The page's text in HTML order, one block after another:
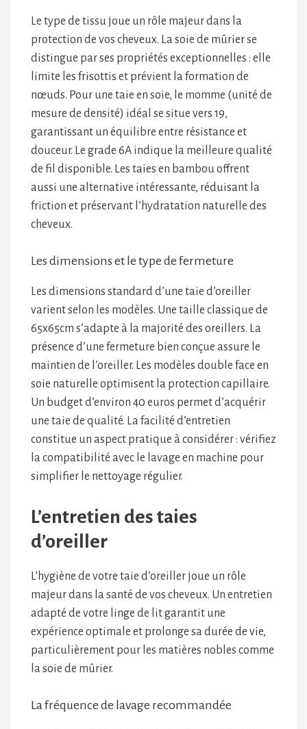
Le type de tissu joue un rôle majeur dans la
protection de vos cheveux. La soie de mûrier se
distingue par ses propriétés exceptionnelles : elle
limite les frisottis et prévient la formation de
nœuds. Pour une taie en soie, le momme (unité de
mesure de densité) idéal se situe vers 19,
garantissant un équilibre entre résistance et
douceur. Le grade 6A indique la meilleure qualité
de fil disponible. Les taies en bambou offrent
aussi une alternative intéressante, réduisant la
friction et préservant l’hydratation naturelle des
cheveux.
Les dimensions et le type de fermeture
Les dimensions standard d’une taie d’oreiller
varient selon les modèles. Une taille classique de
65x65cm s’adapte à la majorité des oreillers. La
présence d’une fermeture bien conçue assure le
maintien de l’oreiller. Les modèles double face en
soie naturelle optimisent la protection capillaire.
Un budget d’environ 40 euros permet d’acquérir
une taie de qualité. La facilité d’entretien
constitue un aspect pratique à considérer : vérifiez
la compatibilité avec le lavage en machine pour
simplifier le nettoyage régulier.
L’entretien des taies
d’oreiller
L’hygiène de votre taie d’oreiller joue un rôle
majeur dans la santé de vos cheveux. Un entretien
adapté de votre linge de lit garantit une
expérience optimale et prolonge sa durée de vie,
particulièrement pour les matières nobles comme
la soie de mûrier.
La fréquence de lavage recommandée